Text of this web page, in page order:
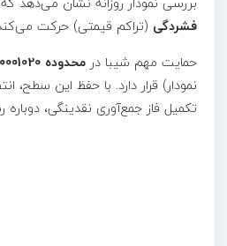
فشردگی (تراکم قیمتی) حرکت
حمایت مهم شیبا در محدوده 0.00001020 دلار
نمودار) قرار دارد. با حفظ این سطح،
تکمیل فاز جمع‌آوری نقدینگی، دوباره